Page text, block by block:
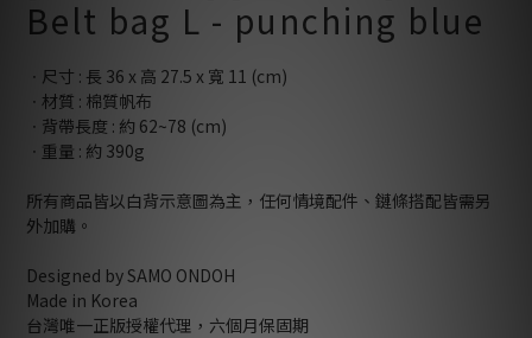
Belt bag L - punching blue
ㆍ尺寸 : 長 36 x 高 27.5 x 寬 11 (cm)
ㆍ材質 : 棉質帆布
ㆍ背帶長度 : 約 62~78 (cm)
ㆍ重量 : 約 390g
所有商品皆以白背示意圖為主，任何情境配件、鏈條搭配皆需另
外加購。
Designed by SAMO ONDOH
Made in Korea
台灣唯一正版授權代理，六個月保固期